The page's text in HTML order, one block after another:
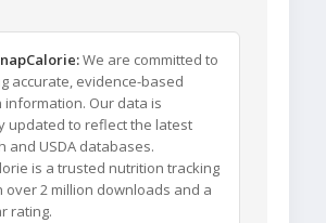
We are committed to
accurate, evidence-based
information. Our data is
updated to reflect the latest
and USDA databases.
is a trusted nutrition tracking
over 2 million downloads and a
rating.